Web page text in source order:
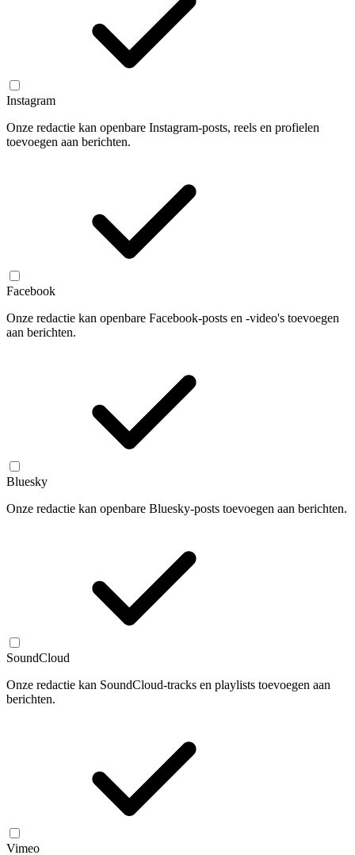
Instagram
Onze redactie kan openbare Instagram-posts, reels en profielen
toevoegen aan berichten.
Facebook
Onze redactie kan openbare Facebook-posts en -video's toevoegen
aan berichten.
Bluesky
Onze redactie kan openbare Bluesky-posts toevoegen aan berichten.
SoundCloud
Onze redactie kan SoundCloud-tracks en playlists toevoegen aan
berichten.
Vimeo